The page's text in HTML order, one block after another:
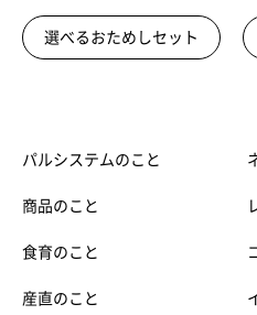
選べるおためしセット
パルシステムのこと
商品のこと
食育のこと
産直のこと